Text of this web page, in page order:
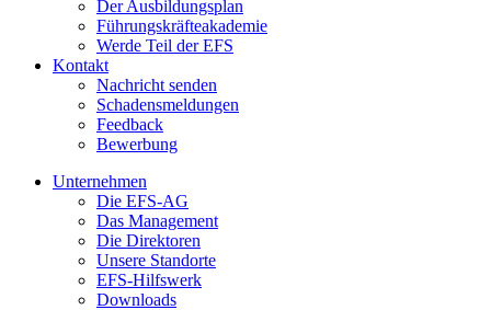
Der Ausbildungsplan
Führungskräfteakademie
Werde Teil der EFS
Kontakt
Nachricht senden
Schadensmeldungen
Feedback
Bewerbung
Unternehmen
Die EFS-AG
Das Management
Die Direktoren
Unsere Standorte
EFS-Hilfswerk
Downloads